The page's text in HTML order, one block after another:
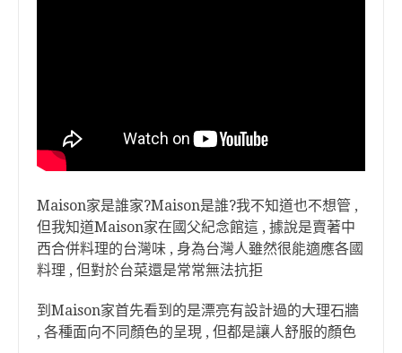
Maison家是誰家?Maison是誰?我不知道也不想管 ,
但我知道Maison家在國父紀念館這 , 據說是賣著中
西合併料理的台灣味 , 身為台灣人雖然很能適應各國
料理 , 但對於台菜還是常常無法抗拒
到Maison家首先看到的是漂亮有設計過的大理石牆
, 各種面向不同顏色的呈現 , 但都是讓人舒服的顏色